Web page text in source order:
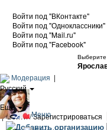
Войти под "ВКонтакте"
Войти под "Одноклассники"
Войти под "Mail.ru"
Войти под "Facebook"
Выберите
Модерация |
Русский
|
Еще
|Войти / Зарегистрироваться
Добавить организацию
Меню